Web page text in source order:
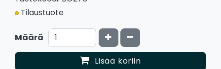
Tilaustuote
Määrä Kasvata määrää
Vähennä määrää
Lisää koriin